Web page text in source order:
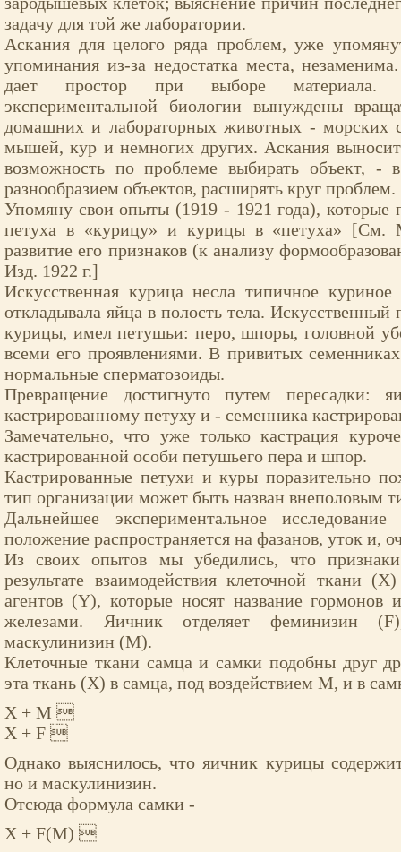
задачу для той же лаборатории.
Аскания для целого ряда проблем, уже
упоминания из-за недостатка места,
дает простор при выборе материала.
экспериментальной биологии вынуждены
домашних и лабораторных животных - морских
мышей, кур и немногих других. Аскания
возможность по проблеме выбирать объект, -
разнообразием объектов, расширять круг проблем.
Упомяну свои опыты (1919 - 1921 года), которые
петуха в «курицу» и курицы в «петуха» [См.
развитие его признаков (к анализу
Изд. 1922 г.]
Искусственная курица несла типичное
откладывала яйца в полость тела.
курицы, имел петушьи: перо, шпоры, головной
всеми его проявлениями. В привитых семенниках
нормальные сперматозоиды.
Превращение достигнуто путем пересадки:
кастрированному петуху и - семенника
Замечательно, что уже только кастрация
кастрированной особи петушьего пера и шпор.
Кастрированные петухи и куры поразительно
тип организации может быть назван внеполовым
Дальнейшее экспериментальное
положение распространяется на фазанов, уток и,
Из своих опытов мы убедились, что
результате взаимодействия клеточной ткани
агентов (Y), которые носят название гормонов
железами. Яичник отделяет феминизин
маскулинизин (M).
Клеточные ткани самца и самки подобны друг
эта ткань (X) в самца, под воздействием M, и в
X + M 
X + F 
Однако выяснилось, что яичник курицы
но и маскулинизин.
Отсюда формула самки -
X + F(M) 